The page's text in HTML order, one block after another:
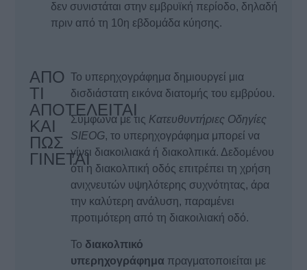
δεν συνιστάται στην εμβρυϊκή περίοδο, δηλαδή
πριν από τη 10η εβδομάδα κύησης.
ΑΠΟ
ΤΙ
ΑΠΟΤΕΛΕΙΤΑΙ
ΚΑΙ
ΠΩΣ
ΓΙΝΕΤΑΙ
Το υπερηχογράφημα δημιουργεί μια
δισδιάστατη εικόνα διατομής του εμβρύου.
Σύμφωνα με τις Κατευθυντήριες Οδηγίες
SIEOG, το υπερηχογράφημα μπορεί να
γίνει διακοιλιακά ή διακολπικά. Δεδομένου
ότι η διακολπική οδός επιτρέπει τη χρήση
ανιχνευτών υψηλότερης συχνότητας, άρα
την καλύτερη ανάλυση, παραμένει
προτιμότερη από τη διακοιλιακή οδό.
Το διακολπικό
υπερηχογράφημα πραγματοποιείται με